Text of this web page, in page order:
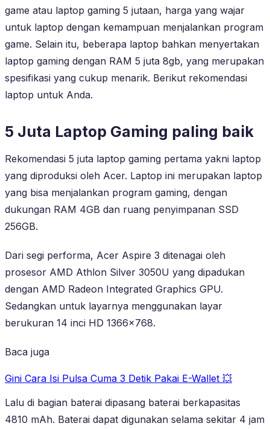
game atau laptop gaming 5 jutaan, harga yang wajar
untuk laptop dengan kemampuan menjalankan program
game. Selain itu, beberapa laptop bahkan menyertakan
laptop gaming dengan RAM 5 juta 8gb, yang merupakan
spesifikasi yang cukup menarik. Berikut rekomendasi
laptop untuk Anda.
5 Juta Laptop Gaming paling baik
Rekomendasi 5 juta laptop gaming pertama yakni laptop
yang diproduksi oleh Acer. Laptop ini merupakan laptop
yang bisa menjalankan program gaming, dengan
dukungan RAM 4GB dan ruang penyimpanan SSD
256GB.
Dari segi performa, Acer Aspire 3 ditenagai oleh
prosesor AMD Athlon Silver 3050U yang dipadukan
dengan AMD Radeon Integrated Graphics GPU.
Sedangkan untuk layarnya menggunakan layar
berukuran 14 inci HD 1366×768.
Baca juga
Gini Cara Isi Pulsa Cuma 3 Detik Pakai E-Wallet 💥
Lalu di bagian baterai dipasang baterai berkapasitas
4810 mAh. Baterai dapat digunakan selama sekitar 4 jam